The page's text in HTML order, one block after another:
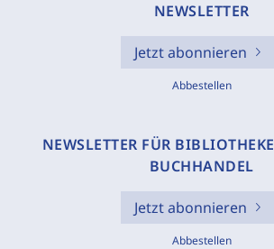
NEWSLETTER
Jetzt abonnieren
Abbestellen
NEWSLETTER FÜR
BUCHHANDEL
Jetzt abonnieren
Abbestellen